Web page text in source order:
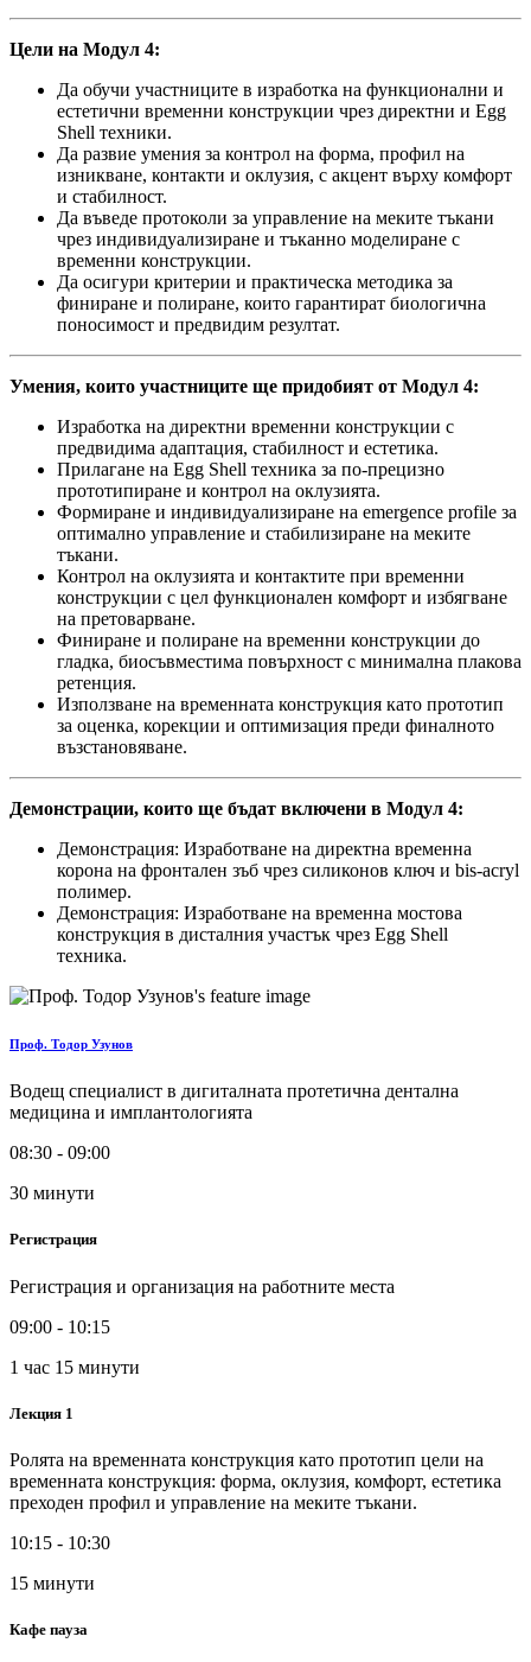
Цели на Модул 4:
Да обучи участниците в изработка на функционални и
естетични временни конструкции чрез директни и Egg
Shell техники.
Да развие умения за контрол на форма, профил на
изникване, контакти и оклузия, с акцент върху комфорт
и стабилност.
Да въведе протоколи за управление на меките тъкани
чрез индивидуализиране и тъканно моделиране с
временни конструкции.
Да осигури критерии и практическа методика за
финиране и полиране, които гарантират биологична
поносимост и предвидим резултат.
Умения, които участниците ще придобият от Модул 4:
Изработка на директни временни конструкции с
предвидима адаптация, стабилност и естетика.
Прилагане на Egg Shell техника за по-прецизно
прототипиране и контрол на оклузията.
Формиране и индивидуализиране на emergence profile за
оптимално управление и стабилизиране на меките
тъкани.
Контрол на оклузията и контактите при временни
конструкции с цел функционален комфорт и избягване
на претоварване.
Финиране и полиране на временни конструкции до
гладка, биосъвместима повърхност с минимална плакова
ретенция.
Използване на временната конструкция като прототип
за оценка, корекции и оптимизация преди финалното
възстановяване.
Демонстрации, които ще бъдат включени в Модул 4:
Демонстрация: Изработване на директна временна
корона на фронтален зъб чрез силиконов ключ и bis-acryl
полимер.
Демонстрация: Изработване на временна мостова
конструкция в дисталния участък чрез Egg Shell
техника.
Проф. Тодор Узунов
Водещ специалист в дигиталната протетична дентална
медицина и имплантологията
08:30 - 09:00
30 минути
Регистрация
Регистрация и организация на работните места
09:00 - 10:15
1 час 15 минути
Лекция 1
Ролята на временната конструкция като прототип цели на
временната конструкция: форма, оклузия, комфорт, естетика
преходен профил и управление на меките тъкани.
10:15 - 10:30
15 минути
Кафе пауза